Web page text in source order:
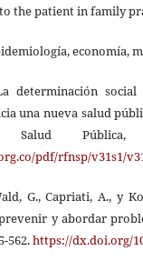
the patient in family
economía,
determinación
una nueva salud
Salud
pdf/rfnsp/v31s1/
G., Capriati, A., y
y abordar
562.https://dx.doi.org/